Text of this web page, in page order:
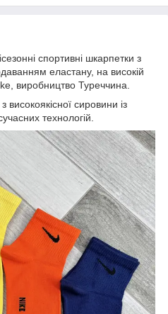
спортивні шкарпетки з
еластану, на високій
виробництво Туреччина.
високоякісної сировини із
технологій.